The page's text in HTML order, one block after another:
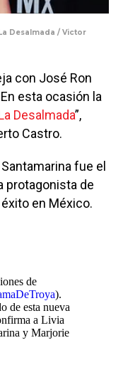
Desalmada / Victor
con José Ron
En esta ocasión la
Desalmada”,
Castro.
fue el
protagonista de
en México.
de
).
de esta nueva
a Livia
y Marjorie